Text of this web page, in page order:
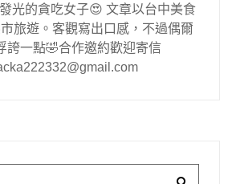
光的貪吃女子😍 文章以台中美食
旅遊。客觀寫出口感，不過偶爾
誇一點🤣合作邀約歡迎寄信